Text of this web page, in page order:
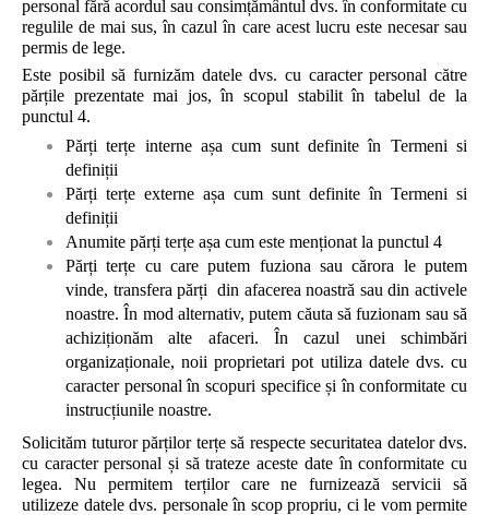
personal fără acordul sau consimțământul dvs. în conformitate cu
regulile de mai sus, în cazul în care acest lucru este necesar sau
permis de lege.
Este posibil să furnizăm datele dvs. cu caracter personal către
părțile prezentate mai jos, în scopul stabilit în tabelul de la
punctul 4.
Părți terțe interne așa cum sunt definite în Termeni si
definiții
Părți terțe externe așa cum sunt definite în Termeni si
definiții
Anumite părți terțe așa cum este menționat la punctul 4
Părți terțe cu care putem fuziona sau cărora le putem
vinde, transfera părți din afacerea noastră sau din activele
noastre. În mod alternativ, putem căuta să fuzionam sau să
achiziționăm alte afaceri. În cazul unei schimbări
organizaționale, noii proprietari pot utiliza datele dvs. cu
caracter personal în scopuri specifice și în conformitate cu
instrucțiunile noastre.
Solicităm tuturor părților terțe să respecte securitatea datelor dvs.
cu caracter personal și să trateze aceste date în conformitate cu
legea. Nu permitem terților care ne furnizează servicii să
utilizeze datele dvs. personale în scop propriu, ci le vom permite